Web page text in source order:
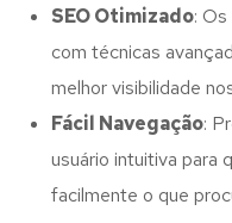
SEO Otimizado:
com técnicas
melhor visibilidade
Fácil Navegação:
usuário intuitiva para
facilmente o que